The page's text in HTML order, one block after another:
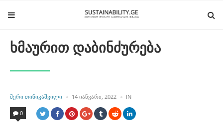
ხმაურით დაბინძურება
POSTED
BY
ᲛᲔᲠᲘ ᲗᲘᲜᲘᲙᲐᲨᲕᲘᲚᲘ 14 ᲘᲐᲜᲕᲐᲠᲘ, 2022 INPOSTED
IN
0